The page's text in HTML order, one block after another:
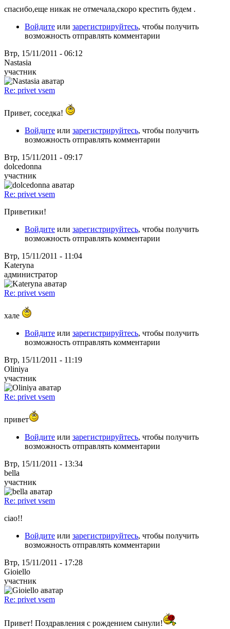
спасибо,еще никак не отмечала,скоро крестить будем .
Войдите или зарегистрируйтесь, чтобы получить
возможность отправлять комментарии
Втр, 15/11/2011 - 06:12
Nastasia
участник
Re: privet vsem
Привет, соседка!
Войдите или зарегистрируйтесь, чтобы получить
возможность отправлять комментарии
Втр, 15/11/2011 - 09:17
dolcedonna
участник
Re: privet vsem
Приветики!
Войдите или зарегистрируйтесь, чтобы получить
возможность отправлять комментарии
Втр, 15/11/2011 - 11:04
Kateryna
администратор
Re: privet vsem
хале
Войдите или зарегистрируйтесь, чтобы получить
возможность отправлять комментарии
Втр, 15/11/2011 - 11:19
Oliniya
участник
Re: privet vsem
привет
Войдите или зарегистрируйтесь, чтобы получить
возможность отправлять комментарии
Втр, 15/11/2011 - 13:34
bella
участник
Re: privet vsem
ciao!!
Войдите или зарегистрируйтесь, чтобы получить
возможность отправлять комментарии
Втр, 15/11/2011 - 17:28
Gioiello
участник
Re: privet vsem
Привет! Поздравления с рождением сынули!